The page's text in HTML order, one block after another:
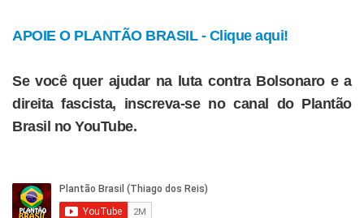
APOIE O PLANTÃO BRASIL - Clique aqui!
Se você quer ajudar na luta contra Bolsonaro e a
direita fascista, inscreva-se no canal do Plantão
Brasil no YouTube.